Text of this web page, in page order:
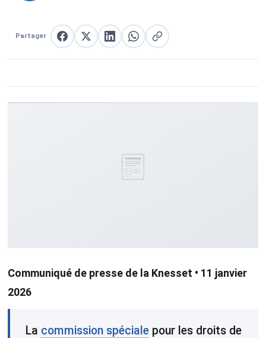
Partager Partager sur Facebook
Partager sur XPartager sur LinkedIn
Partager sur WhatsApp
Copier le lien
Communiqué de presse de la Knesset • 11 janvier
2026
​​La commission spéciale pour les droits de